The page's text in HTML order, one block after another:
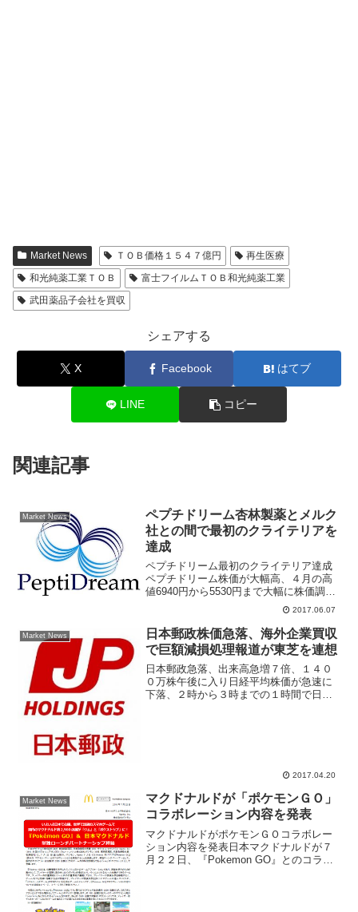
Market News ＴＯＢ価格１５４７億円
再生医療
和光純薬工業ＴＯＢ
富士フイルムＴＯＢ和光純薬工業
武田薬品子会社を買収
シェアする
X Facebook はてブ
LINE コピー
関連記事
Market News
ペプチドリーム杏林製薬とメルク
社との間で最初のクライテリアを
達成
ペプチドリーム最初のクライテリア達成
ペプチドリーム株価が大幅高、４月の高
値6940円から5530円まで大幅に株価調整
した時期があったが、再び見直されて上
昇している。6月6日に共同研究開発契約
していた米国メルク社と杏林製薬との契
約において、最...
2017.06.07
Market News
日本郵政株価急落、海外企業買収
で巨額減損処理報道が東芝を連想
日本郵政急落、出来高急増７倍、１４０
０万株午後に入り日経平均株価が急速に
下落、２時から３時までの１時間で日経
2017.04.20
Market News
マクドナルドが「ポケモンＧＯ」
コラボレーション内容を発表
マクドナルドがポケモンＧＯコラボレー
ション内容を発表日本マクドナルドが７
月２２日、『Pokemon GO』とのコラボ